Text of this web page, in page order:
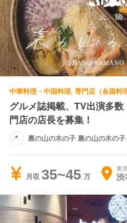
グルメ誌掲載、TV出演多
門店の店長を募集！
裏の山の木の子 裏の山の木の
月収 35~45 東
渋